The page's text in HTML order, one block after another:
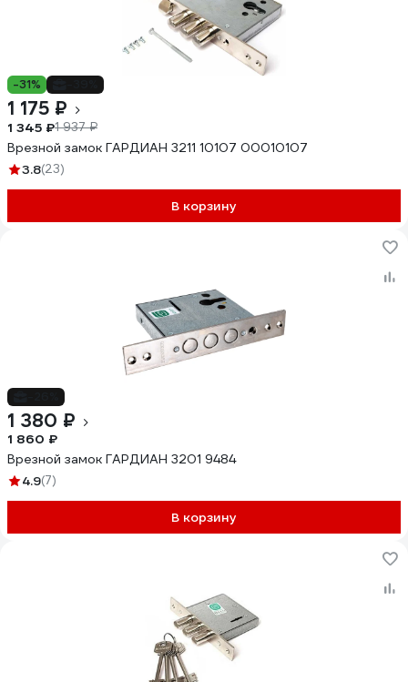
-31%
1 175 ₽
1 345 ₽1 937 ₽
Врезной замок ГАРДИАН 3211 10107 00010107
3.8(23)
В корзину
1 380 ₽
1 860 ₽
Врезной замок ГАРДИАН 3201 9484
4.9(7)
В корзину